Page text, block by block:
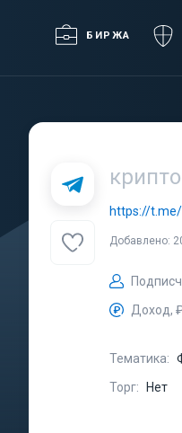
БИРЖА
https://
Добавлено:
Доход,
Тематика:
Торг:
Нет